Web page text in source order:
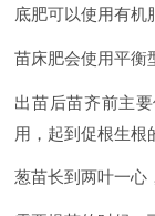
底肥可以使用有机
苗床肥会使用平衡
出苗后苗齐前主
用，起到促根生根
葱苗长到两叶一心